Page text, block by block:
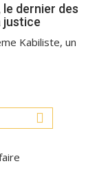
le dernier des
justice
Kabiliste, un